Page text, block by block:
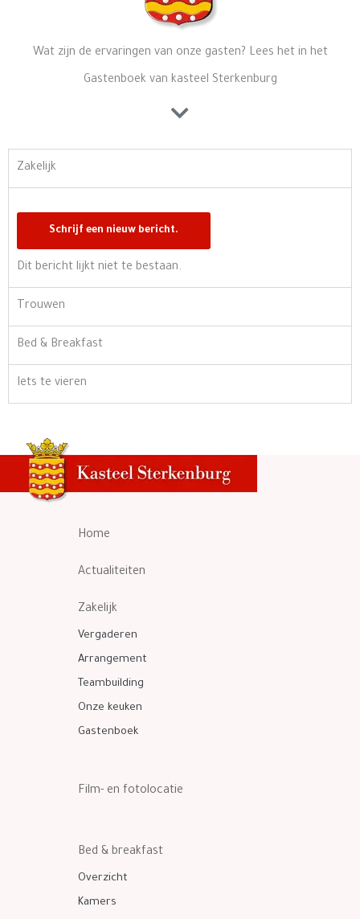
Wat zijn de ervaringen van onze gasten? Lees het in het
Gastenboek van kasteel Sterkenburg
Zakelijk
Dit bericht lijkt niet te bestaan.
Trouwen
Bed & Breakfast
Iets te vieren
Home
Actualiteiten
Zakelijk
Vergaderen
Arrangement
Teambuilding
Onze keuken
Gastenboek
Film- en fotolocatie
Bed & breakfast
Overzicht
Kamers